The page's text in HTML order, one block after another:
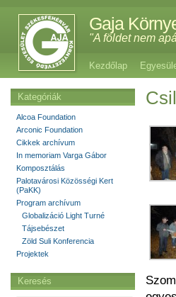
Gaja
"A földet nem
Kezdőlap
Kategóriák
Alcoa Foundation
Arconic Foundation
Cikkek archívum
In memoriam Varga Gábor
Komposztálás
Palotavárosi Közösségi Kert
(PaKK)
Program archívum
Globalizáció Light Turné
Tájsebészet
Zöld Suli Konferencia
Projektek
Keresés